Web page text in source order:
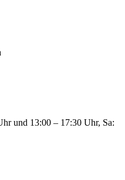
und 13:00 – 17:30 Uhr, Sa: